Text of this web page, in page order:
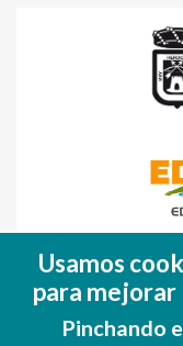
(FEDER)
Una
Usamos
para mejorar
Pinchando